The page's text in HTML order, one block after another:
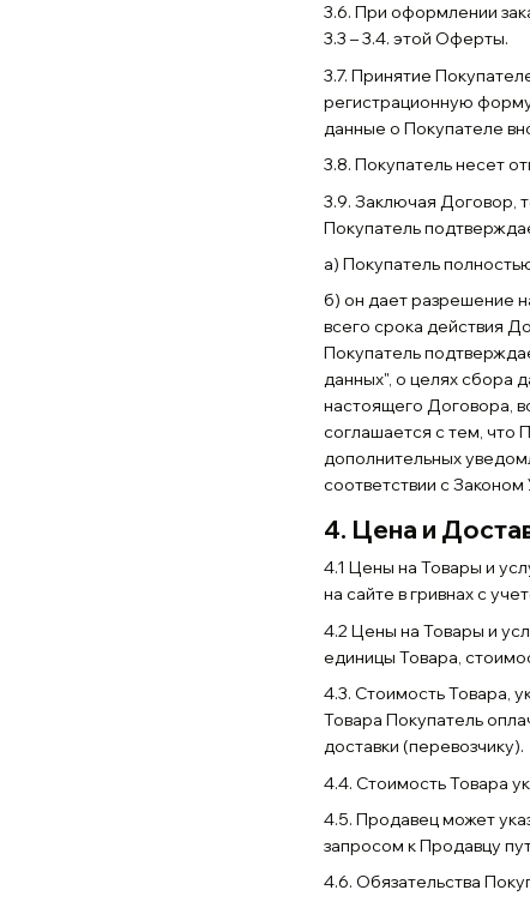
3.6. При оформлении
3.3 – 3.4. этой Оферты.
3.7. Принятие
регистрационную
данные о Покупателе
3.8. Покупатель несет
3.9. Заключая Договор,
Покупатель
а) Покупатель
б) он дает разрешение
всего срока действия
Покупатель
данных", о целях сбора
настоящего Договора,
соглашается с тем, что
дополнительных
соответствии с
4. Цена и
4.1 Цены на Товары и
на сайте в гривнах с
4.2 Цены на Товары и
единицы Товара,
4.3. Стоимость Товара,
Товара Покупатель
доставки (перевозчику).
4.4. Стоимость Товара
4.5. Продавец может
запросом к Продавцу
4.6. Обязательства